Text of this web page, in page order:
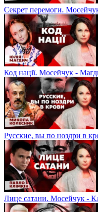
Секрет перемоги.
Код нації. Мосейчук -
Русские, вы по ноздри в
Лице сатани. Мосейчук -